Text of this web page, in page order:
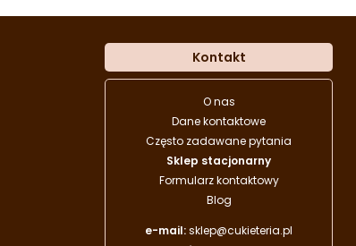
Kontakt
O nas
Dane kontaktowe
Często zadawane pytania
Sklep stacjonarny
Formularz kontaktowy
Blog
e-mail:sklep@cukieteria.pl